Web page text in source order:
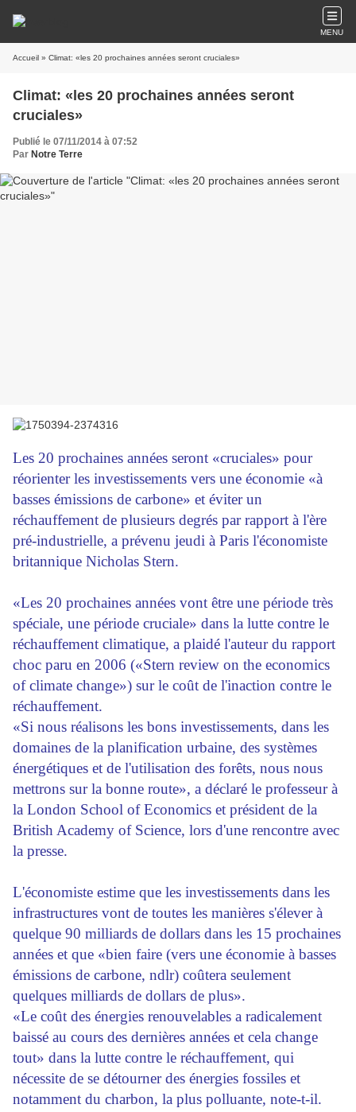
MENU
Accueil » Climat: «les 20 prochaines années seront cruciales»
Climat: «les 20 prochaines années seront
cruciales»
Publié le 07/11/2014 à 07:52
Par Notre Terre
Les 20 prochaines années seront «cruciales» pour
réorienter les investissements vers une économie «à
basses émissions de carbone» et éviter un
réchauffement de plusieurs degrés par rapport à l'ère
pré-industrielle, a prévenu jeudi à Paris l'économiste
britannique Nicholas Stern.
«Les 20 prochaines années vont être une période très
spéciale, une période cruciale» dans la lutte contre le
réchauffement climatique, a plaidé l'auteur du rapport
choc paru en 2006 («Stern review on the economics
of climate change») sur le coût de l'inaction contre le
réchauffement.
«Si nous réalisons les bons investissements, dans les
domaines de la planification urbaine, des systèmes
énergétiques et de l'utilisation des forêts, nous nous
mettrons sur la bonne route», a déclaré le professeur à
la London School of Economics et président de la
British Academy of Science, lors d'une rencontre avec
la presse.
L'économiste estime que les investissements dans les
infrastructures vont de toutes les manières s'élever à
quelque 90 milliards de dollars dans les 15 prochaines
années et que «bien faire (vers une économie à basses
émissions de carbone, ndlr) coûtera seulement
quelques milliards de dollars de plus».
«Le coût des énergies renouvelables a radicalement
baissé au cours des dernières années et cela change
tout» dans la lutte contre le réchauffement, qui
nécessite de se détourner des énergies fossiles et
notamment du charbon, la plus polluante, note-t-il.